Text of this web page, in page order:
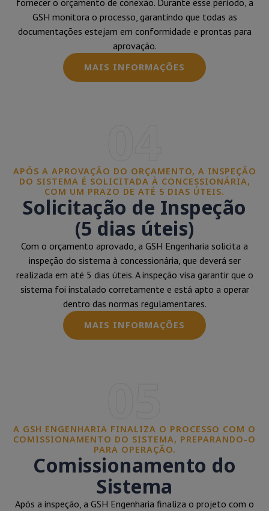
fornecer o orçamento de conexão. Durante esse período, a
GSH monitora o processo, garantindo que todas as
documentações estejam em conformidade e prontas para
aprovação.
MAIS INFORMAÇÕES
APÓS A APROVAÇÃO DO ORÇAMENTO, A INSPEÇÃO
DO SISTEMA É SOLICITADA À CONCESSIONÁRIA,
COM UM PRAZO DE ATÉ 5 DIAS ÚTEIS.
Solicitação de Inspeção
(5 dias úteis)
Com o orçamento aprovado, a GSH Engenharia solicita a
inspeção do sistema à concessionária, que deverá ser
realizada em até 5 dias úteis. A inspeção visa garantir que o
sistema foi instalado corretamente e está apto a operar
dentro das normas regulamentares.
MAIS INFORMAÇÕES
A GSH ENGENHARIA FINALIZA O PROCESSO COM O
COMISSIONAMENTO DO SISTEMA, PREPARANDO-O
PARA OPERAÇÃO.
Comissionamento do
Sistema
Após a inspeção, a GSH Engenharia finaliza o projeto com o